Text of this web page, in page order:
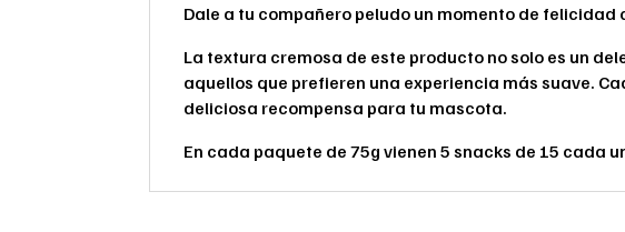
Dale a tu compañero peludo un momento de
La textura cremosa de este producto no solo es un
aquellos que prefieren una experiencia más suave.
deliciosa recompensa para tu mascota.
En cada paquete de 75g vienen 5 snacks de 15 cada